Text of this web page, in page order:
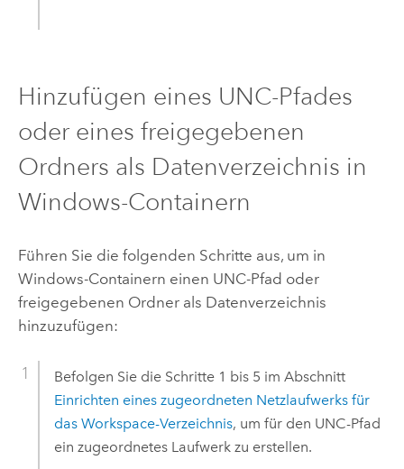
Hinzufügen eines UNC-Pfades
oder eines freigegebenen
Ordners als Datenverzeichnis in
Windows-Containern
Führen Sie die folgenden Schritte aus, um in
Windows-Containern einen UNC-Pfad oder
freigegebenen Ordner als Datenverzeichnis
hinzuzufügen:
Befolgen Sie die Schritte 1 bis 5 im Abschnitt
Einrichten eines zugeordneten Netzlaufwerks für
das Workspace-Verzeichnis, um für den UNC-Pfad
ein zugeordnetes Laufwerk zu erstellen.